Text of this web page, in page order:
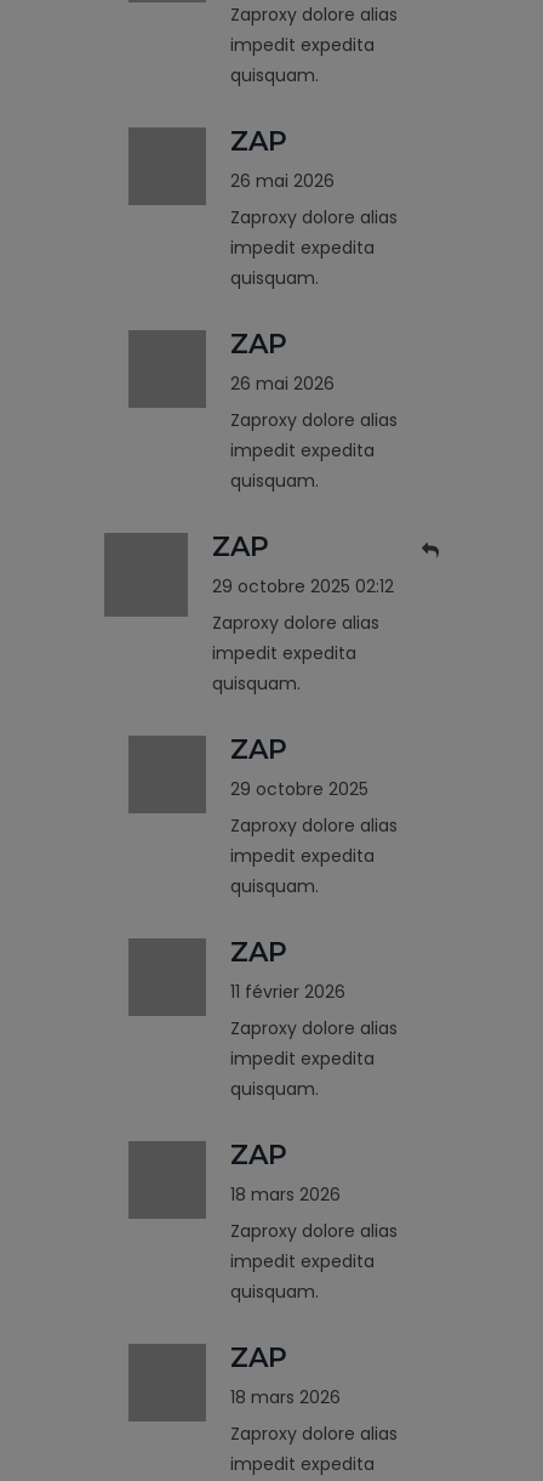
Zaproxy dolore alias
impedit expedita
quisquam.
ZAP
26 mai 2026
Zaproxy dolore alias
impedit expedita
quisquam.
ZAP
26 mai 2026
Zaproxy dolore alias
impedit expedita
quisquam.
ZAP
29 octobre 2025 02:12
Zaproxy dolore alias
impedit expedita
quisquam.
ZAP
29 octobre 2025
Zaproxy dolore alias
impedit expedita
quisquam.
ZAP
11 février 2026
Zaproxy dolore alias
impedit expedita
quisquam.
ZAP
18 mars 2026
Zaproxy dolore alias
impedit expedita
quisquam.
ZAP
18 mars 2026
Zaproxy dolore alias
impedit expedita